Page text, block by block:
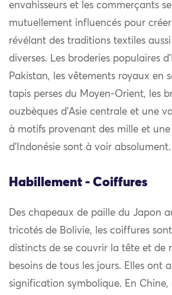
envahisseurs et les commerçants
mutuellement influencés pour
révélant des traditions textiles
diverses. Les broderies populaires
Pakistan, les vêtements royaux en
tapis perses du Moyen-Orient, les
ouzbèques d’Asie centrale et une
à motifs provenant des mille et
d’Indonésie sont à voir absolument.
Habillement - Coiffures
Des chapeaux de paille du Japon
tricotés de Bolivie, les coiffures
distincts de se couvrir la tête et de
besoins de tous les jours. Elles ont
signification symbolique. En Chine,